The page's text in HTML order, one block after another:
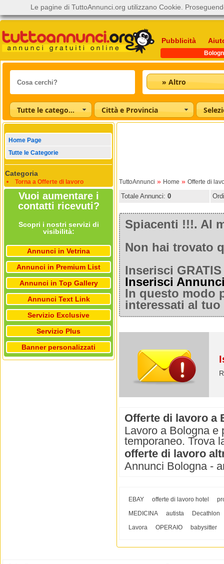
Pubblicità
» Altro
Tutte le categorie Città e Provincia
Home Page
Tutte le Categorie
Categoria
Torna a Offerte di lavoro
Vuoi aumentare i
contatti ricevuti?
Scopri i nostri servizi di
visibilità:
Annunci in Vetrina
Annunci in Premium List
Annunci in Top Gallery
Annunci Text Link
Servizio Exclusive
Servizio Plus
Banner personalizzati
TuttoAnnunci » Home » Offerte di
Totale Annunci: 0
Spiacenti !!!. Al
Non hai trovato
Inserisci
Inserisci
In questo modo
interessati al
Offerte di lavoro a
Lavoro a Bologna e
temporaneo. Trova
offerte di lavoro
Annunci Bologna -
EBAY offerte di lavoro hotel
MEDICINA
autista
Decathlon
Lavora
OPERAIO babysitter
Le pagine di TuttoAnnunci.org utilizzano Cookie.